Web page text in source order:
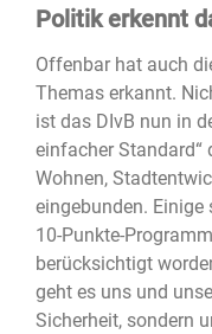
Politik erkennt
Offenbar hat auch
Themas erkannt.
ist das DIvB nun in
einfacher
Wohnen,
eingebunden. Einige
10-Punkte-
berücksichtigt
geht es uns und
Sicherheit, sondern